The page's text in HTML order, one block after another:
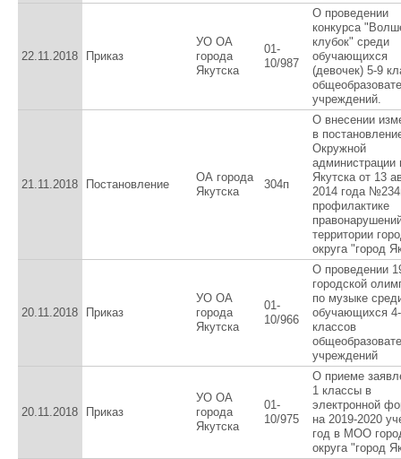
22.11.2018 Приказ
УО ОА
города
Якутска
01-
10/987
О проведении
конкурса
клубок" среди
обучающихся
(девочек) 5-9
учреждений.
21.11.2018 Постановление
ОА города
Якутска
304п
О внесении
в
Окружной
администрации
Якутска от 13
2014 года
профилактике
территории
округа "город
20.11.2018 Приказ
УО ОА
города
Якутска
01-
10/966
О проведении
городской
по музыке
обучающихся
классов
учреждений
20.11.2018 Приказ
УО ОА
города
Якутска
01-
10/975
О приеме
1 классы в
электронной
на 2019-2020
год в МОО
округа "город